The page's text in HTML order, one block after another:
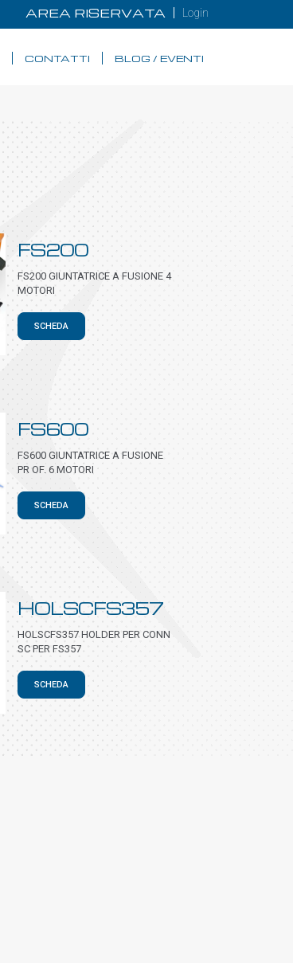
AREA RISERVATA Login
CONTATTI BLOG / EVENTI
FS200
FS200 GIUNTATRICE A FUSIONE 4
MOTORI
SCHEDA
FS600
FS600 GIUNTATRICE A FUSIONE
PR OF. 6 MOTORI
SCHEDA
HOLSCFS357
HOLSCFS357 HOLDER PER CONN
SC PER FS357
SCHEDA